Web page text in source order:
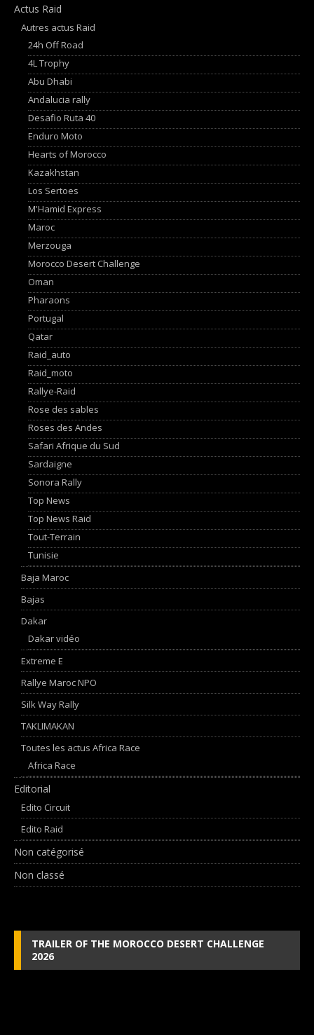
Actus Raid
Autres actus Raid
24h Off Road
4L Trophy
Abu Dhabi
Andalucia rally
Desafio Ruta 40
Enduro Moto
Hearts of Morocco
Kazakhstan
Los Sertoes
M'Hamid Express
Maroc
Merzouga
Morocco Desert Challenge
Oman
Pharaons
Portugal
Qatar
Raid_auto
Raid_moto
Rallye-Raid
Rose des sables
Roses des Andes
Safari Afrique du Sud
Sardaigne
Sonora Rally
Top News
Top News Raid
Tout-Terrain
Tunisie
Baja Maroc
Bajas
Dakar
Dakar vidéo
Extreme E
Rallye Maroc NPO
Silk Way Rally
TAKLIMAKAN
Toutes les actus Africa Race
Africa Race
Editorial
Edito Circuit
Edito Raid
Non catégorisé
Non classé
TRAILER OF THE MOROCCO DESERT CHALLENGE
2026